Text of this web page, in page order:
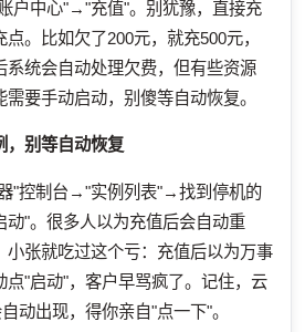
户中心"→"充值"。别犹豫，直接充
。比如欠了200元，就充500元，
系统会自动处理欠费，但有些资源
需要手动启动，别傻等自动恢复。
，别等自动恢复
"控制台→"实例列表"→找到停机的
"。很多人以为充值后会自动重
小张就吃过这个亏：充值后以为万事
点"启动"，客户早骂疯了。记住，云
动出现，得你亲自"点一下"。